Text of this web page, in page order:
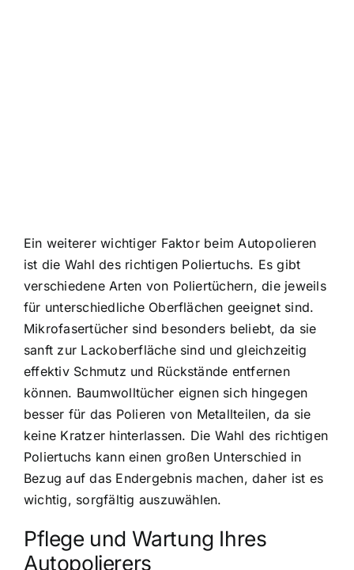
Ein weiterer wichtiger Faktor beim Autopolieren
ist die Wahl des richtigen Poliertuchs. Es gibt
verschiedene Arten von Poliertüchern, die jeweils
für unterschiedliche Oberflächen geeignet sind.
Mikrofasertücher sind besonders beliebt, da sie
sanft zur Lackoberfläche sind und gleichzeitig
effektiv Schmutz und Rückstände entfernen
können. Baumwolltücher eignen sich hingegen
besser für das Polieren von Metallteilen, da sie
keine Kratzer hinterlassen. Die Wahl des richtigen
Poliertuchs kann einen großen Unterschied in
Bezug auf das Endergebnis machen, daher ist es
wichtig, sorgfältig auszuwählen.
Pflege und Wartung Ihres
Autopolierers